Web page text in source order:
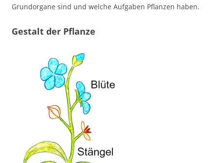
Grundorgane sind und welche Aufgaben Pflanzen haben.
Gestalt der Pflanze